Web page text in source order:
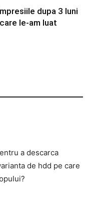
dupa 3 luni
le-am luat
a descarca
de hdd pe care